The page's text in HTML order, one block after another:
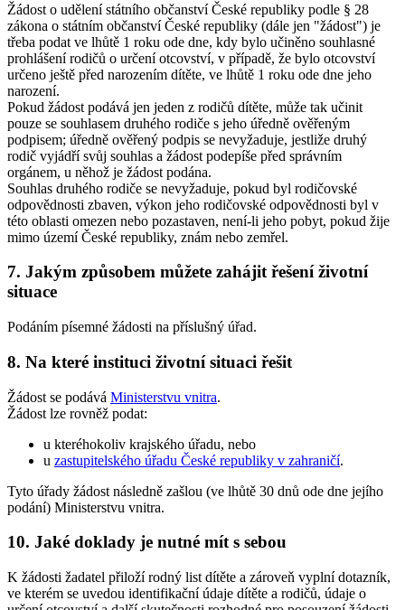
Žádost o udělení státního občanství České republiky podle § 28
zákona o státním občanství České republiky (dále jen "žádost") je
třeba podat ve lhůtě 1 roku ode dne, kdy bylo učiněno souhlasné
prohlášení rodičů o určení otcovství, v případě, že bylo otcovství
určeno ještě před narozením dítěte, ve lhůtě 1 roku ode dne jeho
narození.
Pokud žádost podává jen jeden z rodičů dítěte, může tak učinit
pouze se souhlasem druhého rodiče s jeho úředně ověřeným
podpisem; úředně ověřený podpis se nevyžaduje, jestliže druhý
rodič vyjádří svůj souhlas a žádost podepíše před správním
orgánem, u něhož je žádost podána.
Souhlas druhého rodiče se nevyžaduje, pokud byl rodičovské
odpovědnosti zbaven, výkon jeho rodičovské odpovědnosti byl v
této oblasti omezen nebo pozastaven, není-li jeho pobyt, pokud žije
mimo území České republiky, znám nebo zemřel.
7. Jakým způsobem můžete zahájit řešení životní
situace
Podáním písemné žádosti na příslušný úřad.
8. Na které instituci životní situaci řešit
Žádost se podává Ministerstvu vnitra.
Žádost lze rovněž podat:
u kteréhokoliv krajského úřadu, nebo
u zastupitelského úřadu České republiky v zahraničí.
Tyto úřady žádost následně zašlou (ve lhůtě 30 dnů ode dne jejího
podání) Ministerstvu vnitra.
10. Jaké doklady je nutné mít s sebou
K žádosti žadatel přiloží rodný list dítěte a zároveň vyplní dotazník,
ve kterém se uvedou identifikační údaje dítěte a rodičů, údaje o